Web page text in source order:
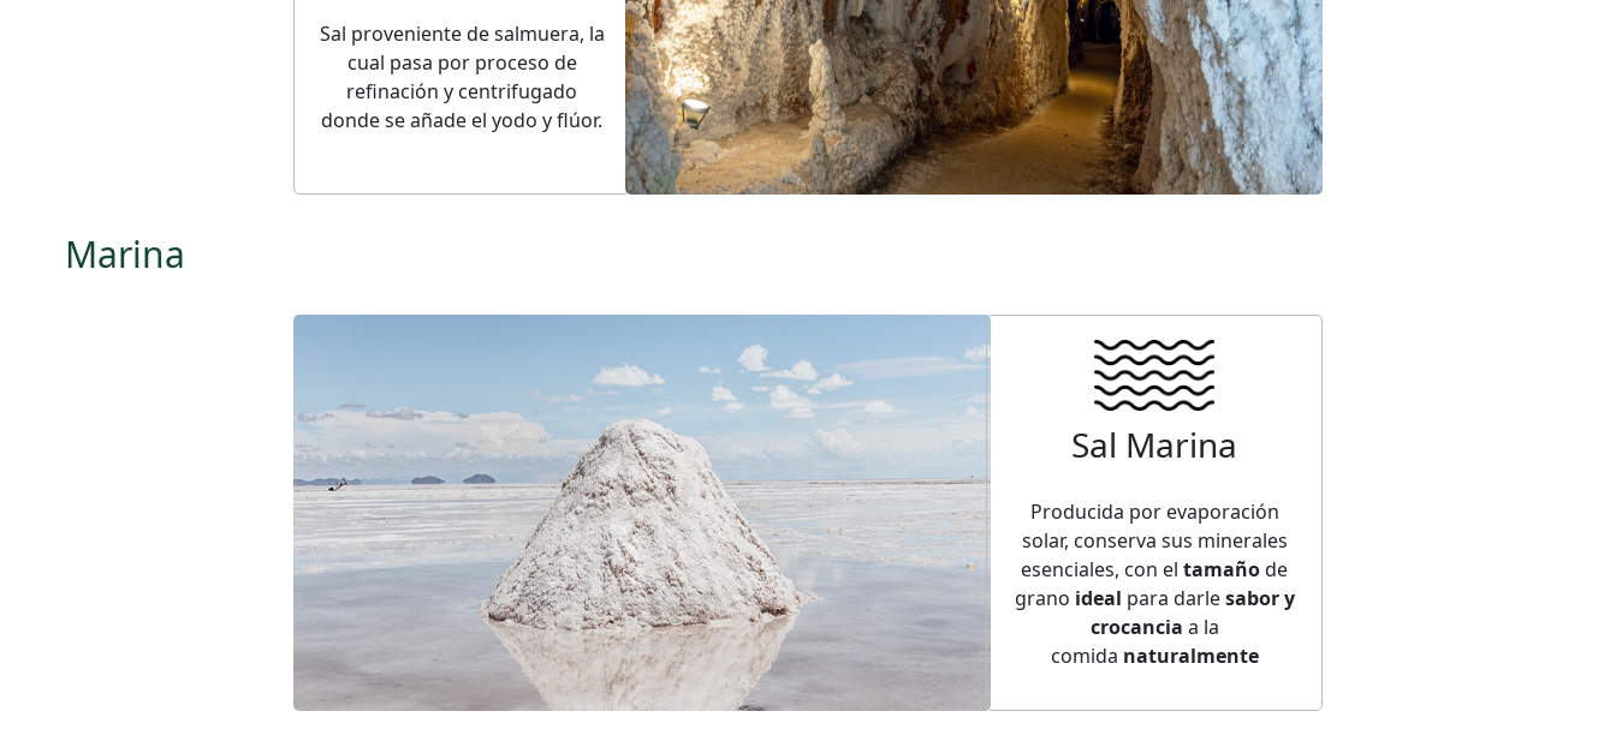
Sal proveniente de salmuera, la
cual pasa por proceso de
refinación y centrifugado
donde se añade el yodo y flúor.
Marina
Sal Marina
Producida por evaporación
solar, conserva sus minerales
esenciales, con el tamañode
grano ideal para darlesabor y
crocancia a la
comida naturalmente